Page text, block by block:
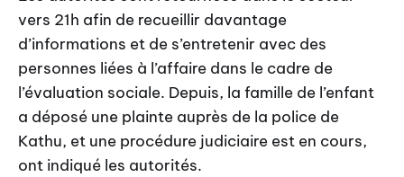
vers 21h afin de recueillir davantage
d’informations et de s’entretenir avec des
personnes liées à l’affaire dans le cadre de
l’évaluation sociale. Depuis, la famille de l’enfant
a déposé une plainte auprès de la police de
Kathu, et une procédure judiciaire est en cours,
ont indiqué les autorités.